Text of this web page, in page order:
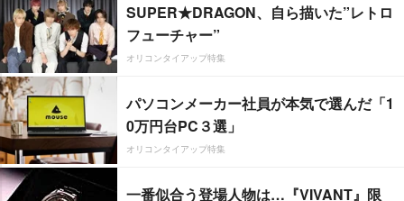
SUPER★DRAGON、自ら描いた”レトロ
フューチャー”
オリコンタイアップ特集
パソコンメーカー社員が本気で選んだ「1
0万円台PC３選」
オリコンタイアップ特集
一番似合う登場人物は…『VIVANT』限